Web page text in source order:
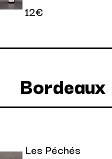
12€
Bordeaux
Les Péchés